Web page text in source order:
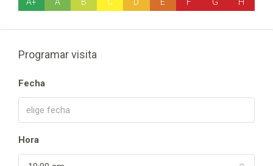
Programar visita
Fecha
Hora